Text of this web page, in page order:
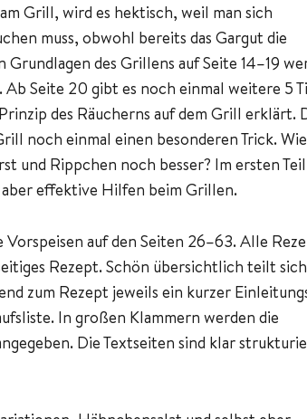
Grill, wird es hektisch, weil man sich
muss, obwohl bereits das Gargut die
des Grillens auf Seite 14–19
Seite 20 gibt es noch einmal weitere 5
des Räucherns auf dem Grill erklärt.
noch einmal einen besonderen Trick. Wie
und Rippchen noch besser? Im ersten
effektive Hilfen beim Grillen.
auf den Seiten 26–63. Alle
Rezept. Schön übersichtlich teilt
zum Rezept jeweils ein kurzer
In großen Klammern werden die
Die Textseiten sind klar